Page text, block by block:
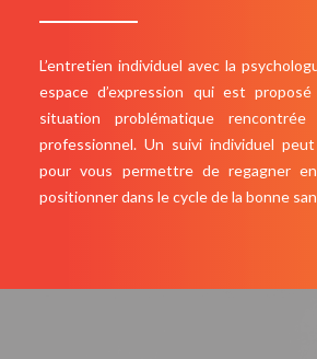
L’entretien individuel avec la
espace d’expression qui est
situation problématique
professionnel. Un suivi individuel
pour vous permettre de regagner
positionner dans le cycle de la bonne